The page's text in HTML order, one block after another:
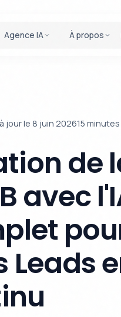
Agence IA À propos
jour le 8 juin 202615 minutes
de
avec
Leads